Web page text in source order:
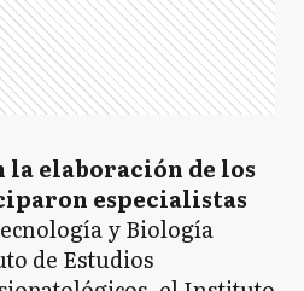
la elaboración de los
especialistas
y Biología
de Estudios